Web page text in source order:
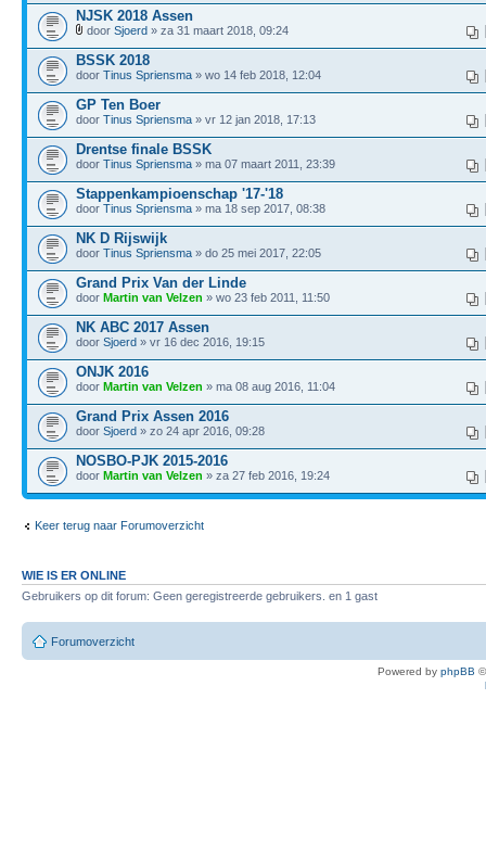
NJSK 2018 Assen
door Sjoerd » za 31 maart 2018, 09:24
BSSK 2018
door Tinus Spriensma » wo 14 feb 2018, 12:04
GP Ten Boer
door Tinus Spriensma » vr 12 jan 2018, 17:13
Drentse finale BSSK
door Tinus Spriensma » ma 07 maart 2011, 23:39
Stappenkampioenschap '17-'18
door Tinus Spriensma » ma 18 sep 2017, 08:38
NK D Rijswijk
door Tinus Spriensma » do 25 mei 2017, 22:05
Grand Prix Van der Linde
door Martin van Velzen » wo 23 feb 2011, 11:50
NK ABC 2017 Assen
door Sjoerd » vr 16 dec 2016, 19:15
ONJK 2016
door Martin van Velzen » ma 08 aug 2016, 11:04
Grand Prix Assen 2016
door Sjoerd » zo 24 apr 2016, 09:28
NOSBO-PJK 2015-2016
door Martin van Velzen » za 27 feb 2016, 19:24
Keer terug naar Forumoverzicht
WIE IS ER ONLINE
Gebruikers op dit forum: Geen geregistreerde gebruikers. en 1 gast
Forumoverzicht
Powered by phpBB